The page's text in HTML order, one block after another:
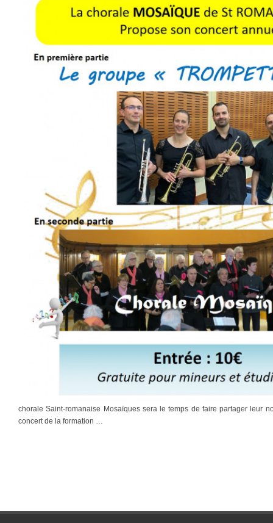
chorale Saint-romanaise Mosaïques sera le temps de faire partager leur
concert de la formation …